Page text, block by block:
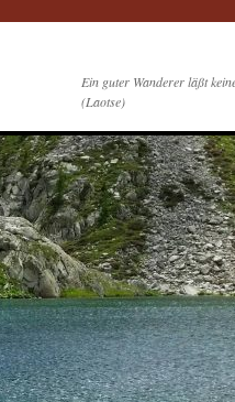
Ein guter Wanderer läßt
(Laotse)